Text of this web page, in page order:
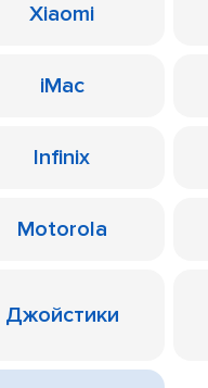
Xiaomi
iMac
Infinix
Motorola
Джойстики